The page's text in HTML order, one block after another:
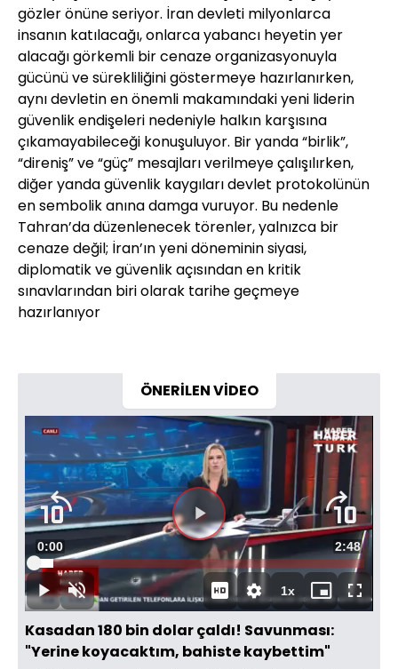
gözler önüne seriyor. İran devleti milyonlarca
insanın katılacağı, onlarca yabancı heyetin yer
alacağı görkemli bir cenaze organizasyonuyla
gücünü ve sürekliliğini göstermeye hazırlanırken,
aynı devletin en önemli makamındaki yeni liderin
güvenlik endişeleri nedeniyle halkın karşısına
çıkamayabileceği konuşuluyor. Bir yanda “birlik”,
“direniş” ve “güç” mesajları verilmeye çalışılırken,
diğer yanda güvenlik kaygıları devlet protokolünün
en sembolik anına damga vuruyor. Bu nedenle
Tahran’da düzenlenecek törenler, yalnızca bir
cenaze değil; İran’ın yeni döneminin siyasi,
diplomatik ve güvenlik açısından en kritik
sınavlarından biri olarak tarihe geçmeye
hazırlanıyor
ÖNERİLEN VİDEO
DuraklatSesi
Aç
Süre
0:00 Toplam
Süre
2:48
Yüklendi:
5.91%
1xOynatma
Hızı
Mini
oynatıcı
Tam
Ekran
Kasadan 180 bin dolar çaldı! Savunması:
"Yerine koyacaktım, bahiste kaybettim"